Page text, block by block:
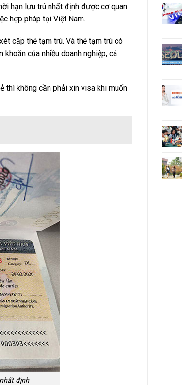
hạn lưu trú nhất định được cơ quan
hợp pháp tại Việt Nam.
cấp thẻ tạm trú. Và thẻ tạm trú có
của nhiều doanh nghiệp, cá
thì không cần phải xin visa khi muốn
định